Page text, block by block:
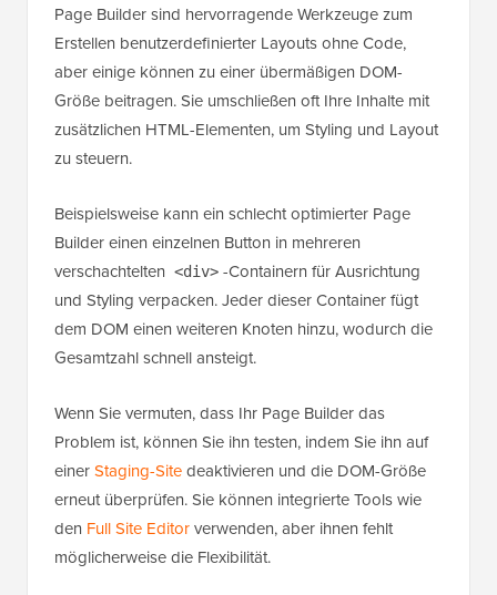
Page Builder sind hervorragende Werkzeuge zum
Erstellen benutzerdefinierter Layouts ohne Code,
aber einige können zu einer übermäßigen DOM-
Größe beitragen. Sie umschließen oft Ihre Inhalte mit
zusätzlichen HTML-Elementen, um Styling und Layout
zu steuern.
Beispielsweise kann ein schlecht optimierter Page
Builder einen einzelnen Button in mehreren
verschachtelten <div> -Containern für Ausrichtung
und Styling verpacken. Jeder dieser Container fügt
dem DOM einen weiteren Knoten hinzu, wodurch die
Gesamtzahl schnell ansteigt.
Wenn Sie vermuten, dass Ihr Page Builder das
Problem ist, können Sie ihn testen, indem Sie ihn auf
einerStaging-Sitedeaktivieren und die DOM-Größe
erneut überprüfen. Sie können integrierte Tools wie
den Full Site Editorverwenden, aber ihnen fehlt
möglicherweise die Flexibilität.